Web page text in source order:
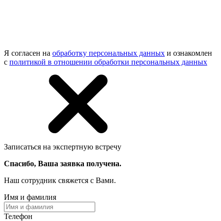
Я согласен на обработку персональных данных и ознакомлен
с политикой в отношении обработки персональных данных
Записаться на экспертную встречу
Спасибо, Ваша заявка получена.
Наш сотрудник свяжется с Вами.
Имя и фамилия
Телефон